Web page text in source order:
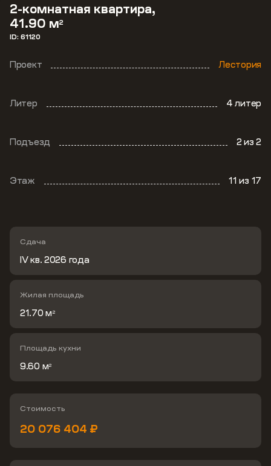
2-комнатная квартира,
41.90 м2
ID: 61120
Проект Лестория
Литер 4 литер
Подъезд 2из 2
Этаж 11из 17
Сдача
IV кв. 2026 года
Жилая площадь
21.70 м 2
Площадь кухни
9.60 м2
Стоимость
20 076 404 ₽